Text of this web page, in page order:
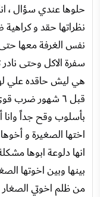
نظراتها حقد و
نفس الغرفة معها
سفرة الاكل وحتى
هي ليش حاقده علي
قبل ٦ شهور
بأسلوب وقح جداً
اختها الصغيرة و
انها دلوعة ابوها
بينها وبين اخوتها
من ظلم اخوتي